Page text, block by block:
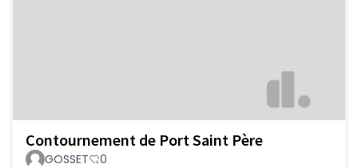
Contournement de Port Saint Père
GOSSET 0